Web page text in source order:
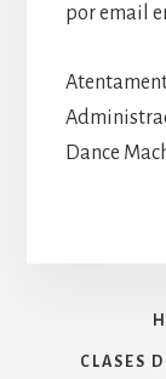
por email
Dance
CLASES